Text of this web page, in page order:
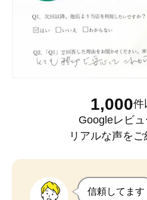
1,000件
Googleレビュ
リアルな声を
信頼してます